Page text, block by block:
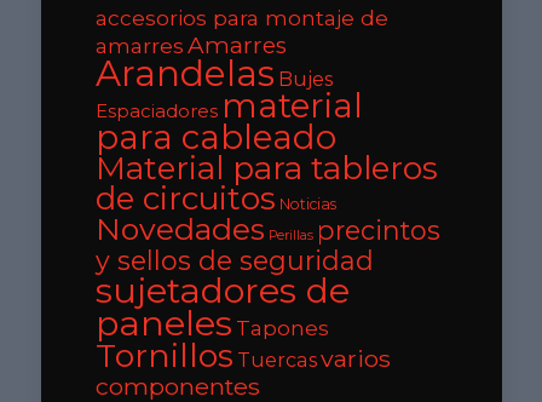
accesorios para montaje de
amarresAmarres
Arandelas Bujes
Espaciadores material
para cableado
Material para tableros
de circuitos Noticias
Novedades Perillas precintos
y sellos de seguridad
sujetadores de
paneles Tapones
Tornillos Tuercasvarios
componentes